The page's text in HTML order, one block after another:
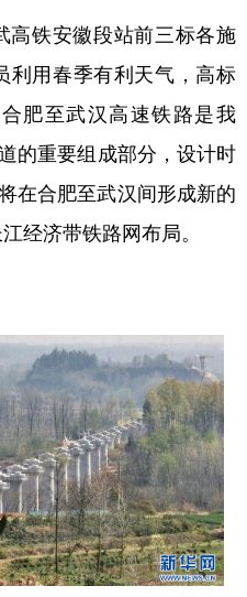
铁安徽段站前三标各施
利用春季有利天气，高标
肥至武汉高速铁路是我
的重要组成部分，设计时
在合肥至武汉间形成新的
经济带铁路网布局。